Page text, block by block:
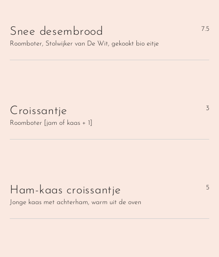
Snee desembrood
Roomboter, Stolwijker van De Wit, gekookt bio eitje
7.5
Croissantje
Roomboter [jam of kaas + 1]
3
Ham-kaas croissantje
Jonge kaas met achterham, warm uit de oven
5